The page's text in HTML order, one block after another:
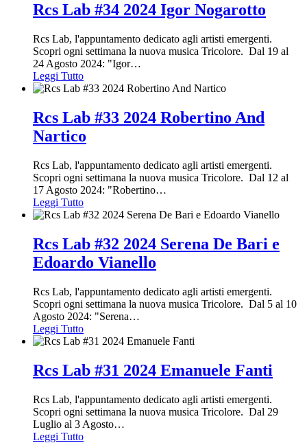
Rcs Lab #34 2024 Igor Nogarotto
Rcs Lab, l'appuntamento dedicato agli artisti emergenti.
Scopri ogni settimana la nuova musica Tricolore. Dal 19 al
24 Agosto 2024: "Igor…
Leggi Tutto
Rcs Lab #33 2024 Robertino And
Nartico
Rcs Lab, l'appuntamento dedicato agli artisti emergenti.
Scopri ogni settimana la nuova musica Tricolore. Dal 12 al
17 Agosto 2024: "Robertino…
Leggi Tutto
Rcs Lab #32 2024 Serena De Bari e
Edoardo Vianello
Rcs Lab, l'appuntamento dedicato agli artisti emergenti.
Scopri ogni settimana la nuova musica Tricolore. Dal 5 al 10
Agosto 2024: "Serena…
Leggi Tutto
Rcs Lab #31 2024 Emanuele Fanti
Rcs Lab, l'appuntamento dedicato agli artisti emergenti.
Scopri ogni settimana la nuova musica Tricolore. Dal 29
Luglio al 3 Agosto…
Leggi Tutto